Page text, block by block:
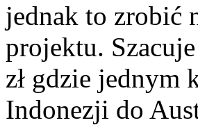
jednak to zrobić
projektu.
zł gdzie jednym
Indonezji do